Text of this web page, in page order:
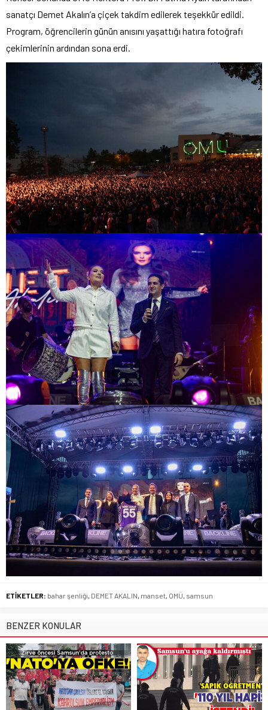
sanatçı Demet Akalın’a çiçek takdim edilerek teşekkür edildi.
Program, öğrencilerin günün anısını yaşattığı hatıra fotoğrafı
çekimlerinin ardından sona erdi.
ETİKETLER: bahar şenliği DEMET AKALIN manset OMÜ samsun
BENZER KONULAR